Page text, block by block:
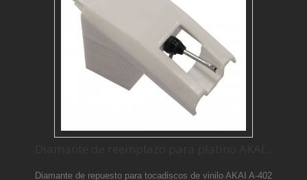
Diamante de repuesto para tocadiscos de vinilo AKAI A-402